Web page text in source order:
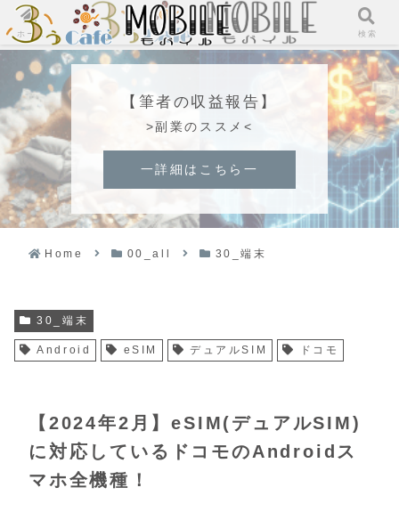
【筆者の収益報告】
>副業のススメ<
一詳細はこちら一
Home 00_all 30_端末
【2024年2月】eSIM(デュアルSIM)
に対応しているドコモのAndroidス
マホ全機種！
30_端末
Android eSIM デュアルSIM ドコモ
ホーム 検索